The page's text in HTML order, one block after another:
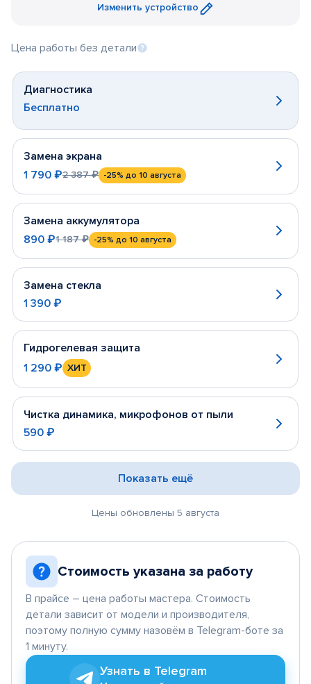
Изменить устройство
Цена работы без детали
Диагностика
Бесплатно
Замена экрана
1 790 ₽2 387 ₽ -25% до 10 августа
Замена аккумулятора
890 ₽1 187 ₽ -25% до 10 августа
Замена стекла
1 390 ₽
Гидрогелевая защита
1 290 ₽ ХИТ
Чистка динамика, микрофонов от пыли
590 ₽
Цены обновлены 5 августа
Показать ещё
Стоимость указана за работу
В прайсе – цена работы мастера. Стоимость
детали зависит от модели и производителя,
поэтому полную сумму назовём в Telegram-боте за
1 минуту.
Узнать в Telegram